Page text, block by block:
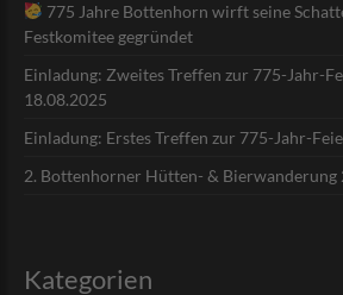
775 Jahre Bottenhorn wirft seine
Festkomitee gegründet
Einladung: Zweites Treffen zur 775-Jahr-
18.08.2025
Einladung: Erstes Treffen zur 775-Jahr-
2. Bottenhorner Hütten- & Bierwanderung
Kategorien